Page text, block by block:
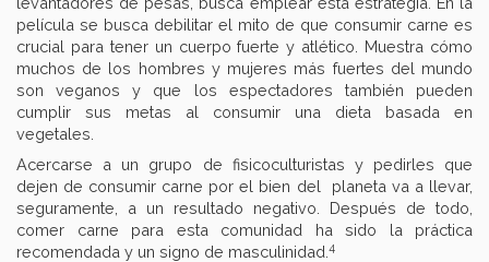
película se busca debilitar el mito de que consumir carne es
crucial para tener un cuerpo fuerte y atlético. Muestra cómo
muchos de los hombres y mujeres más fuertes del mundo
son veganos y que los espectadores también pueden
cumplir sus metas al consumir una dieta basada en
vegetales.
Acercarse a un grupo de fisicoculturistas y pedirles que
dejen de consumir carne por el bien del planeta va a llevar,
seguramente, a un resultado negativo. Después de todo,
comer carne para esta comunidad ha sido la práctica
recomendada y un signo de masculinidad. 4